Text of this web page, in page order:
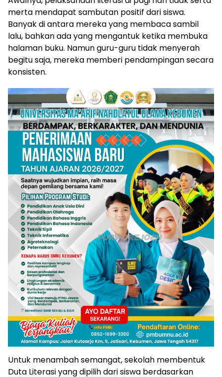
merta mendapat sambutan positif dari siswa.
Banyak di antara mereka yang membaca sambil
lalu, bahkan ada yang mengantuk ketika membuka
halaman buku. Namun guru-guru tidak menyerah
begitu saja, mereka memberi pendampingan secara
konsisten.
Untuk menambah semangat, sekolah membentuk
Duta Literasi yang dipilih dari siswa berdasarkan